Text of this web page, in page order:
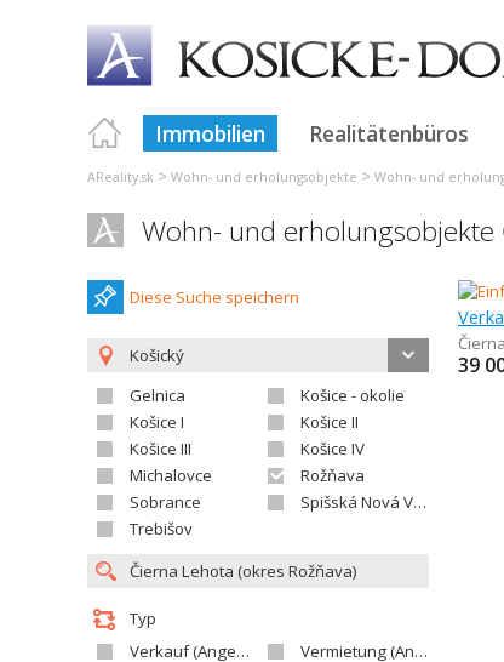
Immobilien Realitätenbüros
AReality.sk > Wohn- und erholungsobjekte > Wohn- und
Wohn- und erholungsobjekte
Diese Suche speichern
Košický
Gelnica
Košice - okolie
Košice I
Košice II
Košice III
Košice IV
Michalovce
Rožňava
Sobrance
Spišská Nová Ves
Trebišov
Typ
Verkauf (Angebot)
Vermietung (Angebot)
39